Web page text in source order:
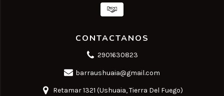
CONTACTANOS
2901630823
barraushuaia@gmail.com
Retamar 1321 (Ushuaia, Tierra Del Fuego)